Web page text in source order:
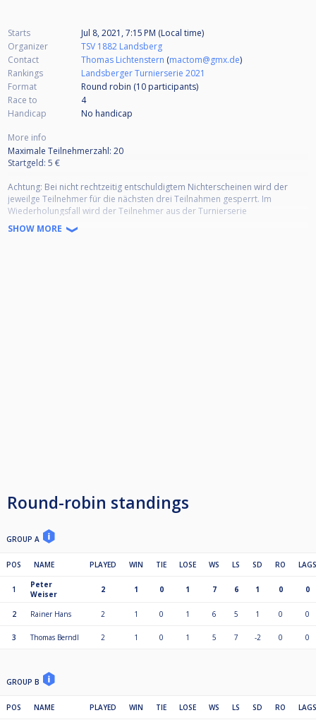
Starts
Jul 8, 2021, 7:15 PM (Local time)
Organizer
TSV 1882 Landsberg
Contact
Thomas Lichtenstern (mactom@gmx.de)
Rankings
Landsberger Turnierserie 2021
Format
Round robin (10 participants)
Race to
4
Handicap
No handicap
More info
Maximale Teilnehmerzahl: 20
Startgeld: 5 €
Achtung: Bei nicht rechtzeitig entschuldigtem Nichterscheinen wird der
jeweilge Teilnehmer für die nächsten drei Teilnahmen gesperrt. Im
Wiederholungsfall wird der Teilnehmer aus der Turnierserie
ausgeschlossen.
SHOW MORE
Round-robin standings
GROUP A
POS NAME PLAYED WIN TIE LOSE WS LS SD RO LAGS
1
Peter
Weiser
2 1 0 1 7 6 1 0 0
2 Rainer Hans 2 1 0 1 6 5 1 0 0
3 Thomas Berndl 2 1 0 1 5 7 -2 0 0
GROUP B
POS NAME PLAYED WIN TIE LOSE WS LS SD RO LAGS